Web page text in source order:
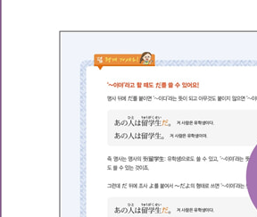
마디ㆍ문법의 마지막 고비가 되는 표현들
표현 [～ば · ～と · ～たら · ～なら]
기 연습 및 실력 다지기 정답
찾아보기 [일본어·한국어]